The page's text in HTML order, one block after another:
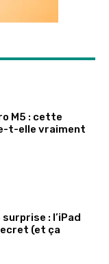
M5 : cette
t-elle vraiment
: l’iPad
(et ça